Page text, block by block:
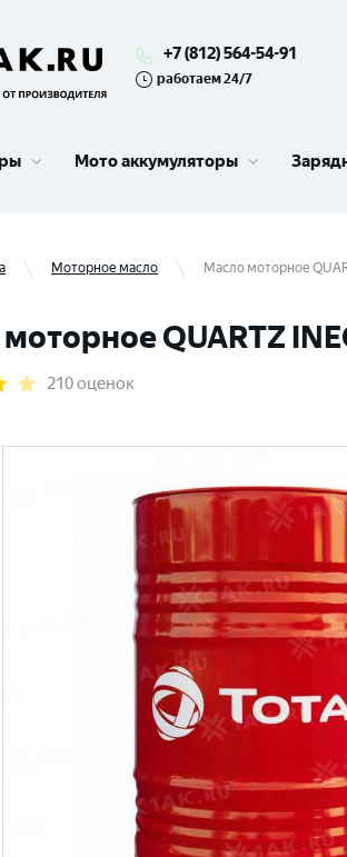
+7 (812) 564-54-91
работаем 24/7
Мото аккумуляторы
Моторное масло Масло моторное
QUARTZ
210 оценок